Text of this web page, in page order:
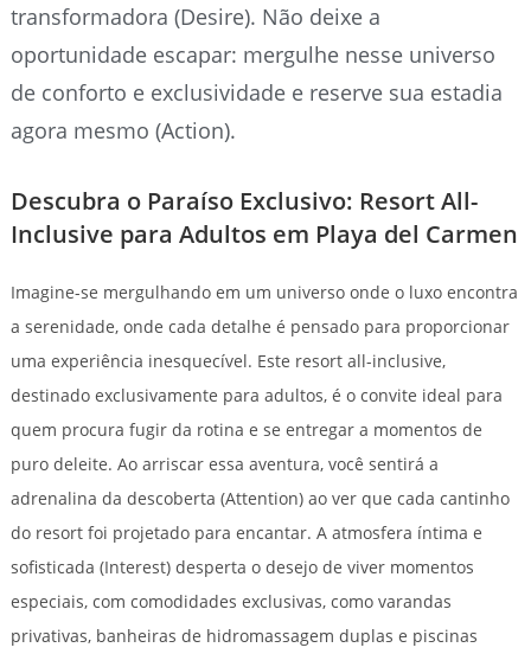
transformadora (Desire). Não deixe a
oportunidade escapar: mergulhe nesse universo
de conforto e exclusividade e reserve sua estadia
agora mesmo (Action).
Descubra o Paraíso Exclusivo: Resort All-
Inclusive para Adultos em Playa del Carmen
Imagine-se mergulhando em um universo onde o luxo encontra
a serenidade, onde cada detalhe é pensado para proporcionar
uma experiência inesquecível. Este resort all-inclusive,
destinado exclusivamente para adultos, é o convite ideal para
quem procura fugir da rotina e se entregar a momentos de
puro deleite. Ao arriscar essa aventura, você sentirá a
adrenalina da descoberta (Attention) ao ver que cada cantinho
do resort foi projetado para encantar. A atmosfera íntima e
sofisticada (Interest) desperta o desejo de viver momentos
especiais, com comodidades exclusivas, como varandas
privativas, banheiras de hidromassagem duplas e piscinas